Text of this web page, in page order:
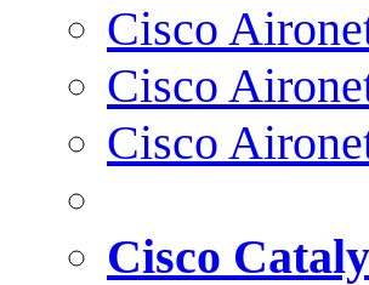
Cisco
Cisco
Cisco
Cisco